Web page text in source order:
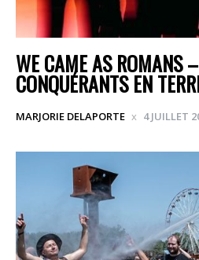
WE CAME AS ROMANS
CONQUÉRANTS EN
MARJORIE DELAPORTE 4 JUILLET